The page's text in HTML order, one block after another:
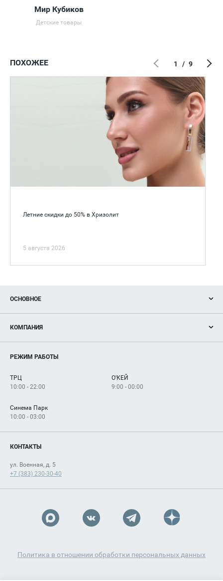
Мир Кубиков
Детские товары
ПОХОЖЕЕ
Летние скидки до 50% в Хризолит
5 августа 2026
1 / 9
ОСНОВНОЕ
Новости
Магазины
Услуги
КОМПАНИЯ
Рекламодателям
Как добраться
РЕЖИМ РАБОТЫ
ТРЦ
10:00 - 22:00
О'КЕЙ
9:00 - 00:00
Синема Парк
10:00 - 03:00
КОНТАКТЫ
ул. Военная, д. 5
+7 (383) 230-30-40
Политика в отношении обработки персональных данных